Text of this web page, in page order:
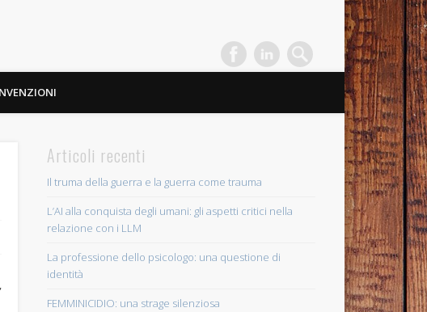
Balocco
Articoli recenti
Il truma della guerra e la guerra come trauma
L’AI alla conquista degli umani: gli aspetti critici nella
relazione con i LLM
La professione dello psicologo: una questione di
identità
FEMMINICIDIO: una strage silenziosa